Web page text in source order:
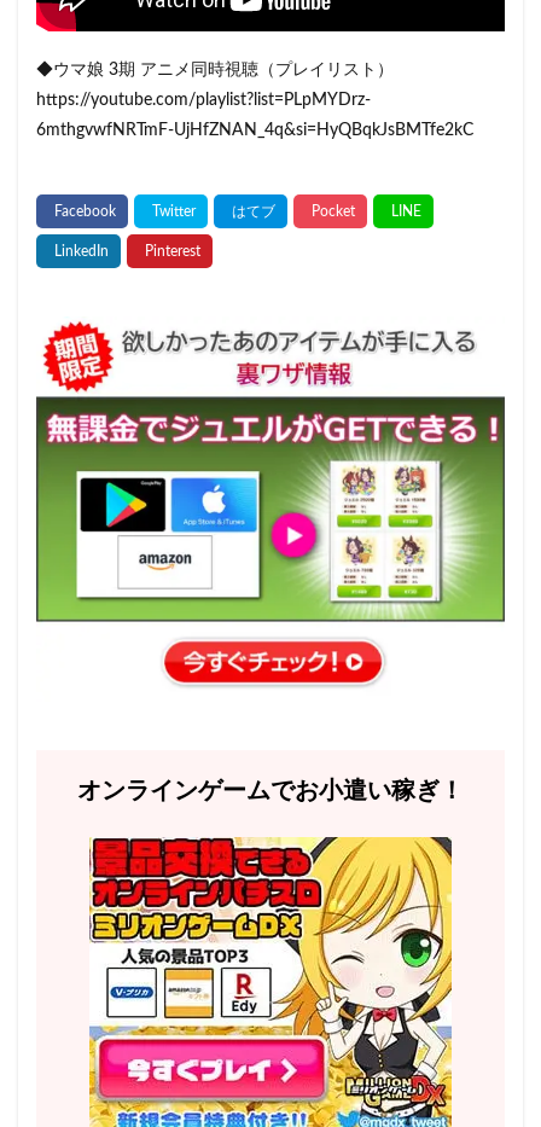
◆ウマ娘 3期 アニメ同時視聴（プレイリスト）
https://youtube.com/playlist?list=PLpMYDrz-
6mthgvwfNRTmF-UjHfZNAN_4q&si=HyQBqkJsBMTfe2kC
オンラインゲームでお小遣い稼ぎ！